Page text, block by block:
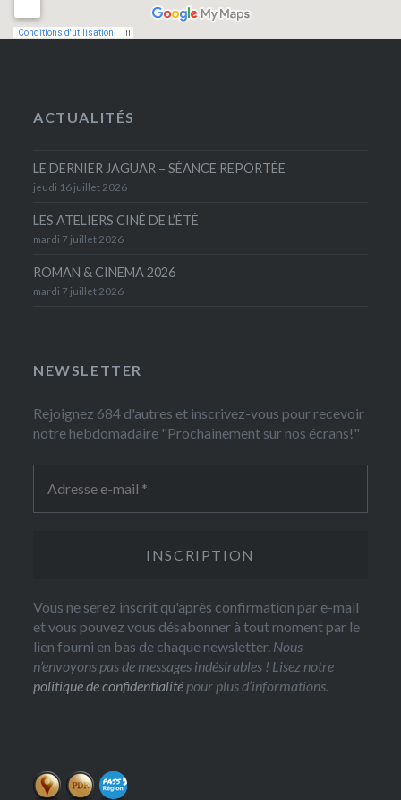
ACTUALITÉS
LE DERNIER JAGUAR – SÉANCE REPORTÉE
jeudi 16 juillet 2026
LES ATELIERS CINÉ DE L’ÉTÉ
mardi 7 juillet 2026
ROMAN & CINEMA 2026
mardi 7 juillet 2026
NEWSLETTER
Rejoignez 684 d'autres et inscrivez-vous pour recevoir
notre hebdomadaire "Prochainement sur nos écrans!"
Vous ne serez inscrit qu'après confirmation par e-mail
et vous pouvez vous désabonner à tout moment par le
lien fourni en bas de chaque newsletter. Nous
n’envoyons pas de messages indésirables ! Lisez notre
politique de confidentialité pour plus d’informations.